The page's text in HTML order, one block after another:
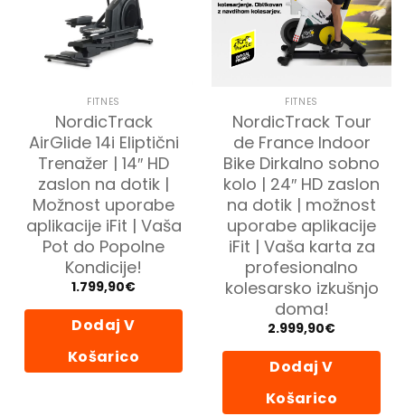
FITNES
NordicTrack
AirGlide 14i Eliptični
Trenažer | 14″ HD
zaslon na dotik |
Možnost uporabe
aplikacije iFit | Vaša
Pot do Popolne
Kondicije!
1.799,90€
Dodaj V
Košarico
FITNES
NordicTrack Tour
de France Indoor
Bike Dirkalno sobno
kolo | 24″ HD zaslon
na dotik | možnost
uporabe aplikacije
iFit | Vaša karta za
profesionalno
kolesarsko izkušnjo
doma!
2.999,90€
Dodaj V
Košarico